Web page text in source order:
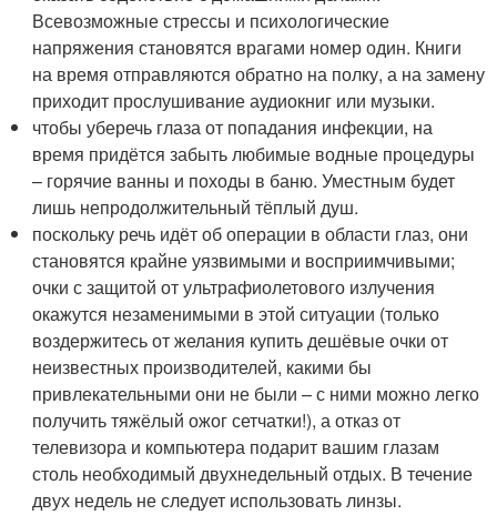
Всевозможные стрессы и психологические
напряжения становятся врагами номер один. Книги
на время отправляются обратно на полку, а на замену
приходит прослушивание аудиокниг или музыки.
чтобы уберечь глаза от попадания инфекции, на
время придётся забыть любимые водные процедуры
– горячие ванны и походы в баню. Уместным будет
лишь непродолжительный тёплый душ.
поскольку речь идёт об операции в области глаз, они
становятся крайне уязвимыми и восприимчивыми;
очки с защитой от ультрафиолетового излучения
окажутся незаменимыми в этой ситуации (только
воздержитесь от желания купить дешёвые очки от
неизвестных производителей, какими бы
привлекательными они не были – с ними можно легко
получить тяжёлый ожог сетчатки!), а отказ от
телевизора и компьютера подарит вашим глазам
столь необходимый двухнедельный отдых. В течение
двух недель не следует использовать линзы.